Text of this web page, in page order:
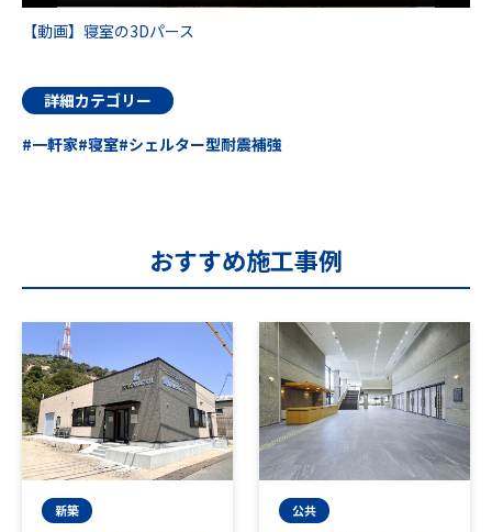
【動画】寝室の3Dパース
詳細カテゴリー
一軒家 寝室 シェルター型耐震補強
おすすめ施工事例
新築 公共